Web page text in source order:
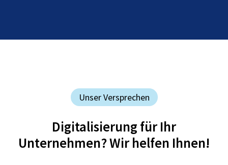
Unser Versprechen
Digitalisierung für Ihr
Unternehmen? Wir helfen Ihnen!